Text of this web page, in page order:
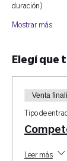
duración)
Mostrar más
Elegí que
Venta
Tipo de
Leer más